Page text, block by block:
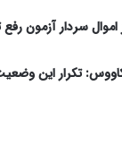
سردار آزمون
تکرار این